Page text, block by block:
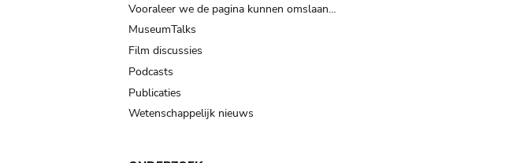
Vooraleer we de pagina kunnen omslaan…
MuseumTalks
Film discussies
Podcasts
Publicaties
Wetenschappelijk nieuws